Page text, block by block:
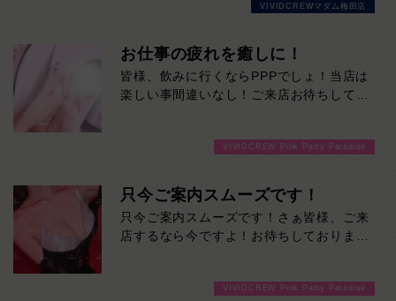
スッとした鼻筋に、シャープな輪郭で
瑞々しく潤った唇、
上品な顔立ちもさる事ながら、
綺麗な膨らみが印象的なバスト！
視線を落とせば、細く、しなやかに
伸びる脚線美、まさに芸術品！！
なること間違いないでしょう！本日の出
VIVIDCREWマダム梅田店
お仕事の疲れを癒しに！
皆様、飲みに行くならPPPでしょ！当店は
楽しい事間違いなし！ご来店お待ちしてお
VIVIDCREW Pink Party Paradise
只今ご案内スムーズです！
只今ご案内スムーズです！さぁ皆様、ご来
店するなら今ですよ！お待ちしておりま
VIVIDCREW Pink Party Paradise